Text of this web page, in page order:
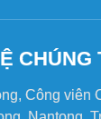
CHÚNG
Công viên